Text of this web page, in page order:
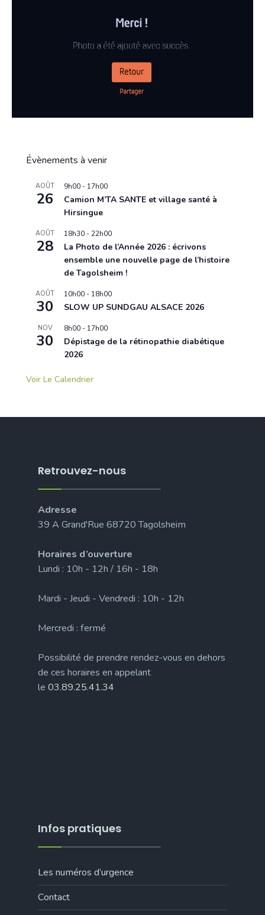
Évènements à venir
AOÛT
26
9h00 - 17h00
Camion M’TA SANTE et village santé à
Hirsingue
AOÛT
28
18h30 -22h00
La Photo de l’Année 2026 : écrivons
ensemble une nouvelle page de l’histoire
de Tagolsheim !
AOÛT
30
10h00 - 18h00
SLOW UP SUNDGAU ALSACE 2026
NOV
30
8h00 - 17h00
Dépistage de la rétinopathie diabétique
2026
Voir Le Calendrier
Retrouvez-nous
Adresse
39 A Grand'Rue 68720 Tagolsheim
Horaires d’ouverture
Lundi : 10h - 12h / 16h - 18h
Mardi - Jeudi - Vendredi : 10h - 12h
Mercredi : fermé
Possibilité de prendre rendez-vous en dehors
de ces horaires en appelant
le 03.89.25.41.34
Infos pratiques
Les numéros d’urgence
Contact